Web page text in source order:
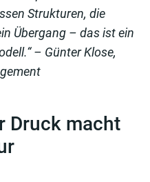
Strukturen, die
Übergang – das ist ein
– Günter Klose,
Druck macht